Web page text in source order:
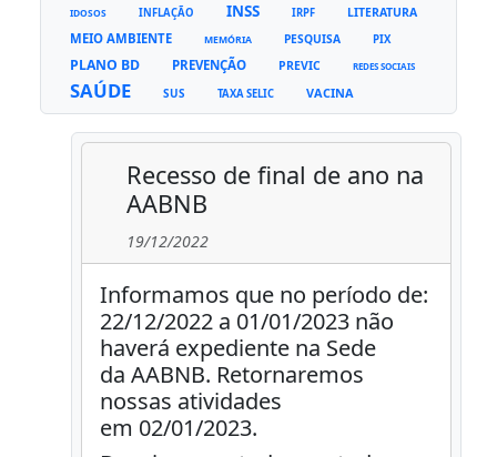
IDOSOS INFLAÇÃO INSS IRPF LITERATURA
MEIO AMBIENTE MEMÓRIA PESQUISA PIX
PLANO BD PREVENÇÃO PREVIC REDES SOCIAIS
SAÚDE SUS TAXA SELIC VACINA
Recesso de final de ano na
AABNB
19/12/2022
Informamos que no período de:
22/12/2022 a 01/01/2023 não
haverá expediente na Sede
da AABNB. Retornaremos
nossas atividades
em 02/01/2023.